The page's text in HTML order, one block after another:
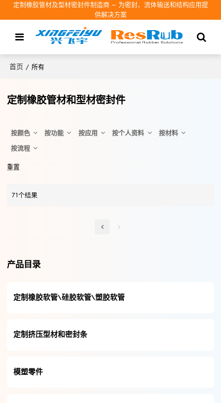
定制橡胶管材及型材密封件制造商 – 为密封、流体输送和结构应用提
供解决方案
首页 / 所有
定制橡胶管材和型材密封件
按颜色 按功能 按应用 按个人资料
按材料
按流程
重置
71个结果
产品目录
定制橡胶软管\硅胶软管\塑胶软管
定制挤压型材和密封条
模塑零件